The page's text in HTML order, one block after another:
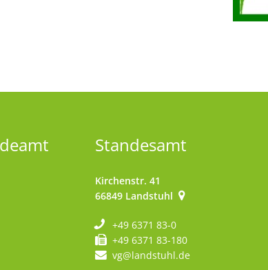
Standesamt
Kirchenstr. 41
66849 Landstuhl
+49 6371 83-0
+49 6371 83-180
vg@landstuhl.de